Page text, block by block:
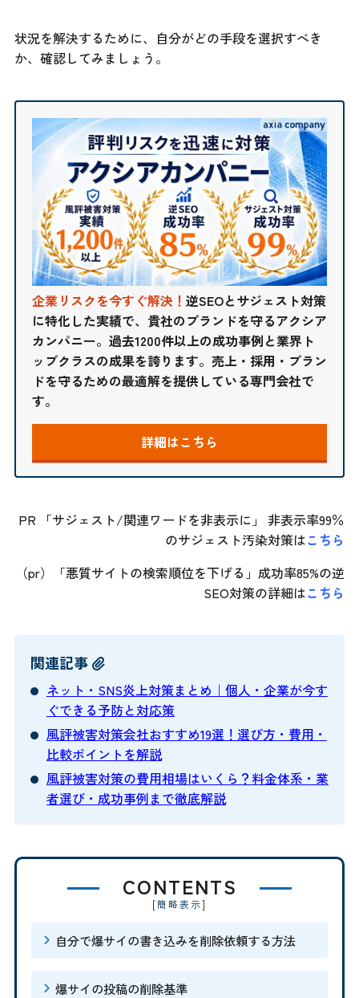
状況を解決するために、自分がどの手段を選択すべき
か、確認してみましょう。
企業リスクを今すぐ解決！ 逆SEOとサジェスト対策
に特化した実績で、貴社のブランドを守るアクシア
カンパニー。過去1200件以上の成功事例と業界ト
ップクラスの成果を誇ります。売上・採用・ブラン
ドを守るための最適解を提供している専門会社で
す。
詳細はこちら
PR 「サジェスト/関連ワードを非表示に」 非表示率99％
のサジェスト汚染対策はこちら
（pr）「悪質サイトの検索順位を下げる」成功率85%の逆
SEO対策の詳細はこちら
関連記事
ネット・SNS炎上対策まとめ｜個人・企業が今す
ぐできる予防と対応策
風評被害対策会社おすすめ19選！選び方・費用・
比較ポイントを解説
風評被害対策の費用相場はいくら？料金体系・業
者選び・成功事例まで徹底解説
CONTENTS
[簡略表示]
自分で爆サイの書き込みを削除依頼する方法
爆サイの投稿の削除基準